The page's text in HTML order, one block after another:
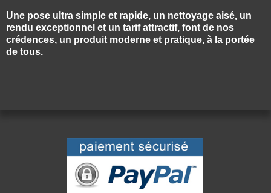
Une pose ultra simple et rapide, un nettoyage aisé, un
rendu exceptionnel et un tarif attractif, font de nos
crédences, un produit moderne et pratique, à la portée
de tous.